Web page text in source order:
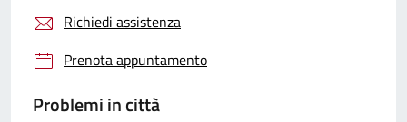
Richiedi assistenza
Prenota appuntamento
Problemi in città